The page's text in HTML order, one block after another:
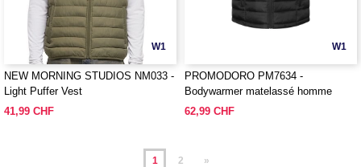
W1
NEW MORNING STUDIOS NM033 -
Light Puffer Vest
41,99 CHF
W1
PROMODORO PM7634 -
Bodywarmer matelassé homme
62,99 CHF
1 2 »